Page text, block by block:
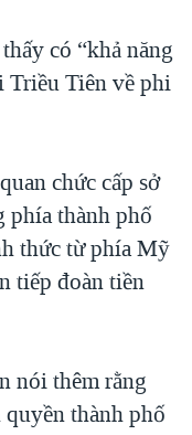
có “khả năng
Triều Tiên về phi
chức cấp sở
thành phố
thức từ phía Mỹ
tiếp đoàn tiền
nói thêm rằng
thành phố